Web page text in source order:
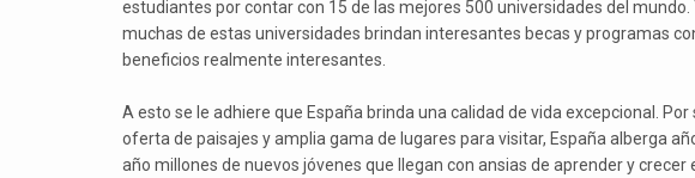
estudiantes por contar con 15 de las mejores 500 universidades del mundo.
muchas de estas universidades brindan interesantes becas y programas
beneficios realmente interesantes.
A esto se le adhiere que España brinda una calidad de vida excepcional. Por
oferta de paisajes y amplia gama de lugares para visitar, España alberga
año millones de nuevos jóvenes que llegan con ansias de aprender y crecer